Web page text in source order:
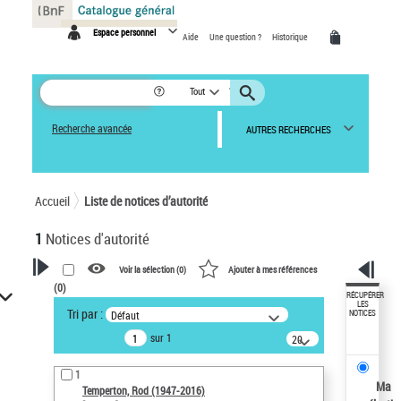
Espace personnel Aide Une question ? Historique
Tout
Recherche avancée AUTRES RECHERCHES
Accueil Liste de notices d’autorité
1 Notices d'autorité
VOTRE RECHERCHE
Recherche avancée dans les
notices d’autorité
Œuvres liées à l'auteur :
Temperton, Rod (1947-2016)
Voir la sélection (0) Ajouter à mes références
(0)
Tri par : Défaut
sur 1
20
résultats/page
1
Temperton, Rod (1947-2016)
RÉCUPÉRER
LES
NOTICES
Ma
Panneau de gestion des cookies